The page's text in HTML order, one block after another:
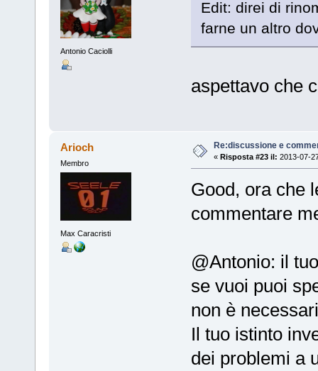
Antonio Caciolli
Edit: direi di
farne un altro
aspettavo che
Arioch
Membro
Max Caracristi
Re:discussione e
« Risposta #23 il: 2013-07-
Good, ora che
commentare
@Antonio: il
se vuoi puoi
non è
Il tuo istinto
dei problemi a